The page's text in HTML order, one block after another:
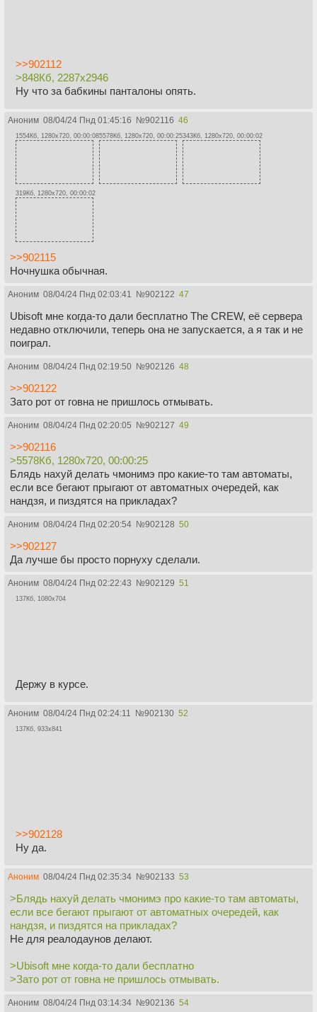
>>902112
>848Кб, 2287x2946
Ну что за бабкины панталоны опять.
Аноним 08/04/24 Пнд 01:45:16 №902116 46
1554Кб, 1280x720, 00:00:085578Кб, 1280x720, 00:00:25343Кб, 1280x720, 00:00:02
319Кб, 1280x720, 00:00:02
>>902115
Ночнушка обычная.
Аноним 08/04/24 Пнд 02:03:41 №902122 47
Ubisoft мне когда-то дали бесплатно The CREW, её сервера
недавно отключили, теперь она не запускается, а я так и не
поиграл.
Аноним 08/04/24 Пнд 02:19:50 №902126 48
>>902122
Зато рот от говна не пришлось отмывать.
Аноним 08/04/24 Пнд 02:20:05 №902127 49
>>902116
>5578Кб, 1280x720, 00:00:25
Блядь нахуй делать чмонимэ про какие-то там автоматы,
если все бегают прыгают от автоматных очередей, как
нандзя, и пиздятся на прикладах?
Аноним 08/04/24 Пнд 02:20:54 №902128 50
>>902127
Да лучше бы просто порнуху сделали.
Аноним 08/04/24 Пнд 02:22:43 №902129 51
137Кб, 1080x704
Держу в курсе.
Аноним 08/04/24 Пнд 02:24:11 №902130 52
137Кб, 933x841
>>902128
Ну да.
Аноним 08/04/24 Пнд 02:35:34 №902133 53
>Блядь нахуй делать чмонимэ про какие-то там автоматы,
если все бегают прыгают от автоматных очередей, как
нандзя, и пиздятся на прикладах?
Не для реалодаунов делают.
>Ubisoft мне когда-то дали бесплатно
>Зато рот от говна не пришлось отмывать.
Аноним 08/04/24 Пнд 03:14:34 №902136 54